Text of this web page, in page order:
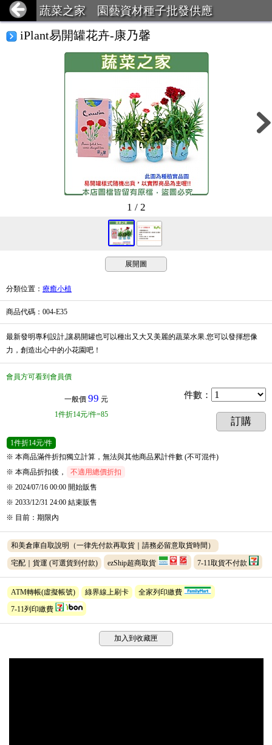
蔬菜之家 園藝資材種子批發供應
iPlant易開罐花卉-康乃馨
1 / 2
展開圖
分類位置 ： 療癒小植
商品代碼 ：004-E35
最新發明專利設計,讓易開罐也可以種出又大又美麗的蔬菜水果.您可以發揮想像
力，創造出心中的小花園吧！
會員方可看到會員價
一般價 99 元
1件折14元/件=85
件數 ：
訂購
1件折14元/件
※ 本商品滿件折扣獨立計算，無法與其他商品累計件數 (不可混件)
※ 本商品折扣後，
不適用總價折扣
※ 2024/07/16 00:00 開始販售
※ 2033/12/31 24:00 結束販售
※ 目前 ： 期限內
和美倉庫自取說明（一律先付款再取貨｜請務必留意取貨時間）
宅配｜貨運 (可選貨到付款) ezShip超商取貨 7-11取貨不付款
ATM轉帳(虛擬帳號) 綠界線上刷卡
全家列印繳費
7-11列印繳費
加入到收藏匣